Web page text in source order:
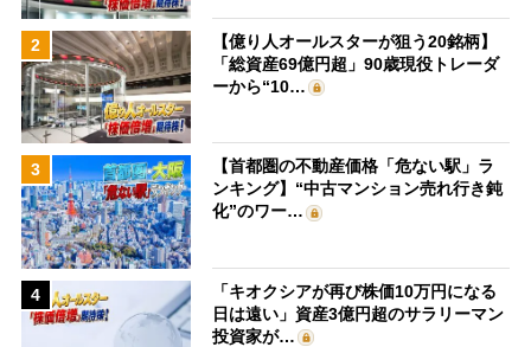
2
【億り人オールスターが狙う20銘柄】
「総資産69億円超」90歳現役トレーダ
ーから“10…
3
【首都圏の不動産価格「危ない駅」ラ
ンキング】“中古マンション売れ行き鈍
化”のワー…
4
「キオクシアが再び株価10万円になる
日は遠い」資産3億円超のサラリーマン
投資家が…